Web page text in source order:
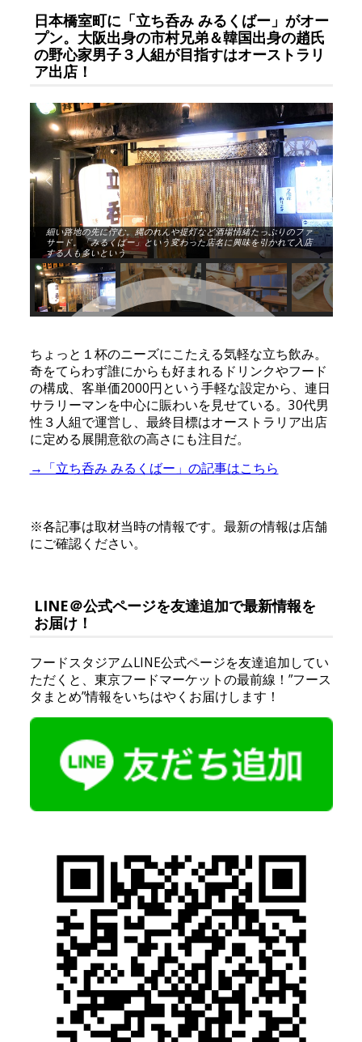
日本橋室町に「立ち呑み みるくばー」がオー
プン。大阪出身の市村兄弟＆韓国出身の趙氏
の野心家男子３人組が目指すはオーストラリ
ア出店！
細い路地の先に佇む。縄のれんや提灯など酒場情緒たっぷりのファ
サード。「みるくばー」という変わった店名に興味を引かれて入店
する人も多いという
ちょっと１杯のニーズにこたえる気軽な立ち飲み。
奇をてらわず誰にからも好まれるドリンクやフード
の構成、客単価2000円という手軽な設定から、連日
サラリーマンを中心に賑わいを見せている。30代男
性３人組で運営し、最終目標はオーストラリア出店
に定める展開意欲の高さにも注目だ。
→「立ち呑み みるくばー」の記事はこちら
※各記事は取材当時の情報です。最新の情報は店舗
にご確認ください。
LINE＠公式ページを友達追加で最新情報を
お届け！
フードスタジアムLINE公式ページを友達追加してい
ただくと、東京フードマーケットの最前線！”フース
タまとめ”情報をいちはやくお届けします！